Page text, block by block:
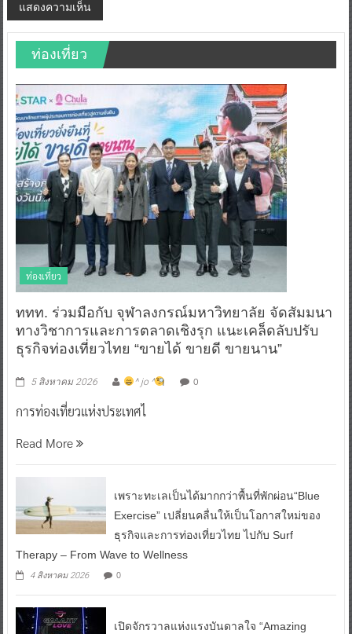
ท่องเที่ยว
ท่องเที่ยว
ททท. ร่วมมือกับ จุฬาลงกรณ์มหาวิทยาลัย จัดสัมมนา
ทางวิชาการและการตลาดเชิงรุก แนะเคล็ดลับปรับ
ธุรกิจท่องเที่ยวไทย “ขายได้ ขายดี ขายนาน”
5 สิงหาคม 2026 ^ jo ^ 0
การท่องเที่ยวแห่งประเทศไ
Read More
เพราะทะเลเป็นได้มากกว่าพื้นที่พักผ่อน“Blue
Exercise” เปลี่ยนคลื่นให้เป็นโอกาสใหม่ของ
ธุรกิจและการท่องเที่ยวไทย ไปกับ Surf
Therapy – From Wave to Wellness
4 สิงหาคม 2026 0
เปิดจักรวาลแห่งแรงบันดาลใจ “Amazing